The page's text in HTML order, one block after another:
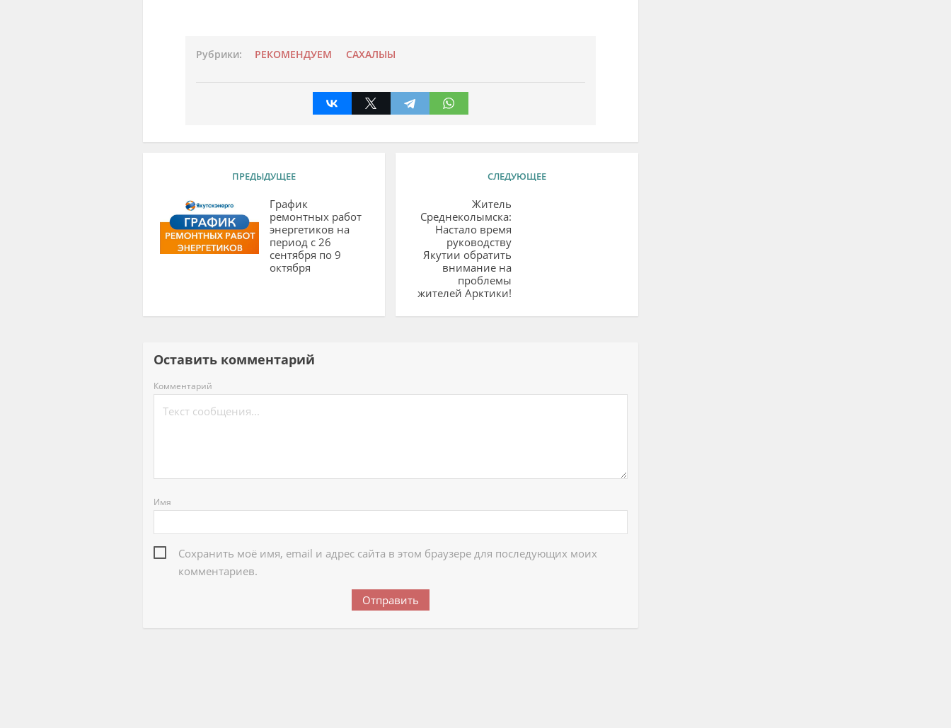
Рубрики: РЕКОМЕНДУЕМ САХАЛЫЫ
ПРЕДЫДУЩЕЕ
График
ремонтных работ
энергетиков на
период с 26
сентября по 9
октября
СЛЕДУЮЩЕЕ
Житель
Среднеколымска:
Настало время
руководству
Якутии обратить
внимание на
проблемы
жителей Арктики!
Оставить комментарий
Комментарий
Имя
Сохранить моё имя, email и адрес сайта в этом браузере для последующих моих
комментариев.